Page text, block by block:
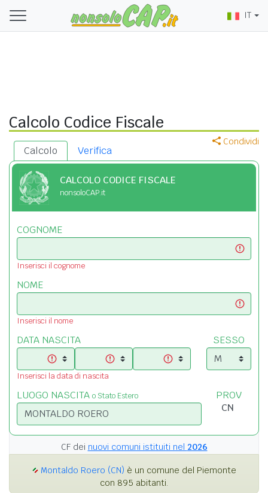
IT
Calcolo Codice Fiscale
Condividi
Calcolo Verifica
CALCOLO CODICE FISCALE
nonsoloCAP.it
COGNOME
Inserisci il cognome
NOME
Inserisci il nome
DATA NASCITA
Inserisci la data di nascita
SESSO
LUOGO NASCITA o Stato Estero PROV
CF dei nuovi comuni istituiti nel 2026
Montaldo Roero (CN) è un comune del Piemonte
con 895 abitanti.